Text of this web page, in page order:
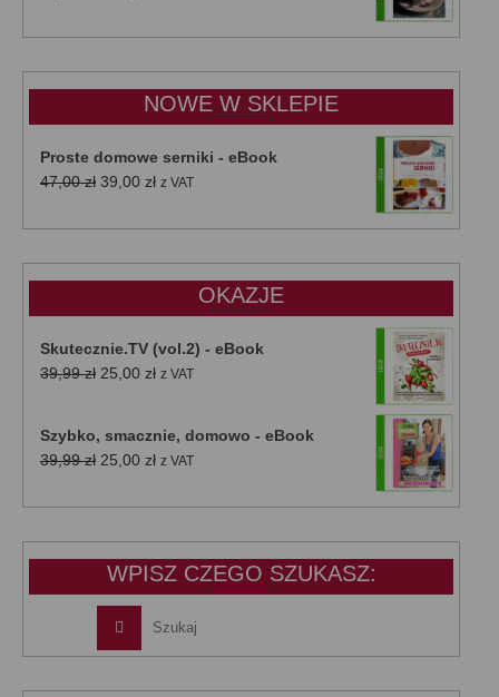
od
do
50,00 zł
NOWE W SKLEPIE
Proste domowe serniki - eBook
47,00zł Pierwotna
wynosiła:
39,00 złAktualna
wynosi:
z VAT
OKAZJE
Skutecznie.TV (vol.2) - eBook
39,99zł Pierwotna
39,99 zł.
25,00 złAktualna
25,00 zł.
z VAT
Szybko, smacznie, domowo - eBook
39,99zł Pierwotna
wynosiła:
25,00 złAktualna
wynosi:
z VAT
WPISZ CZEGO SZUKASZ: